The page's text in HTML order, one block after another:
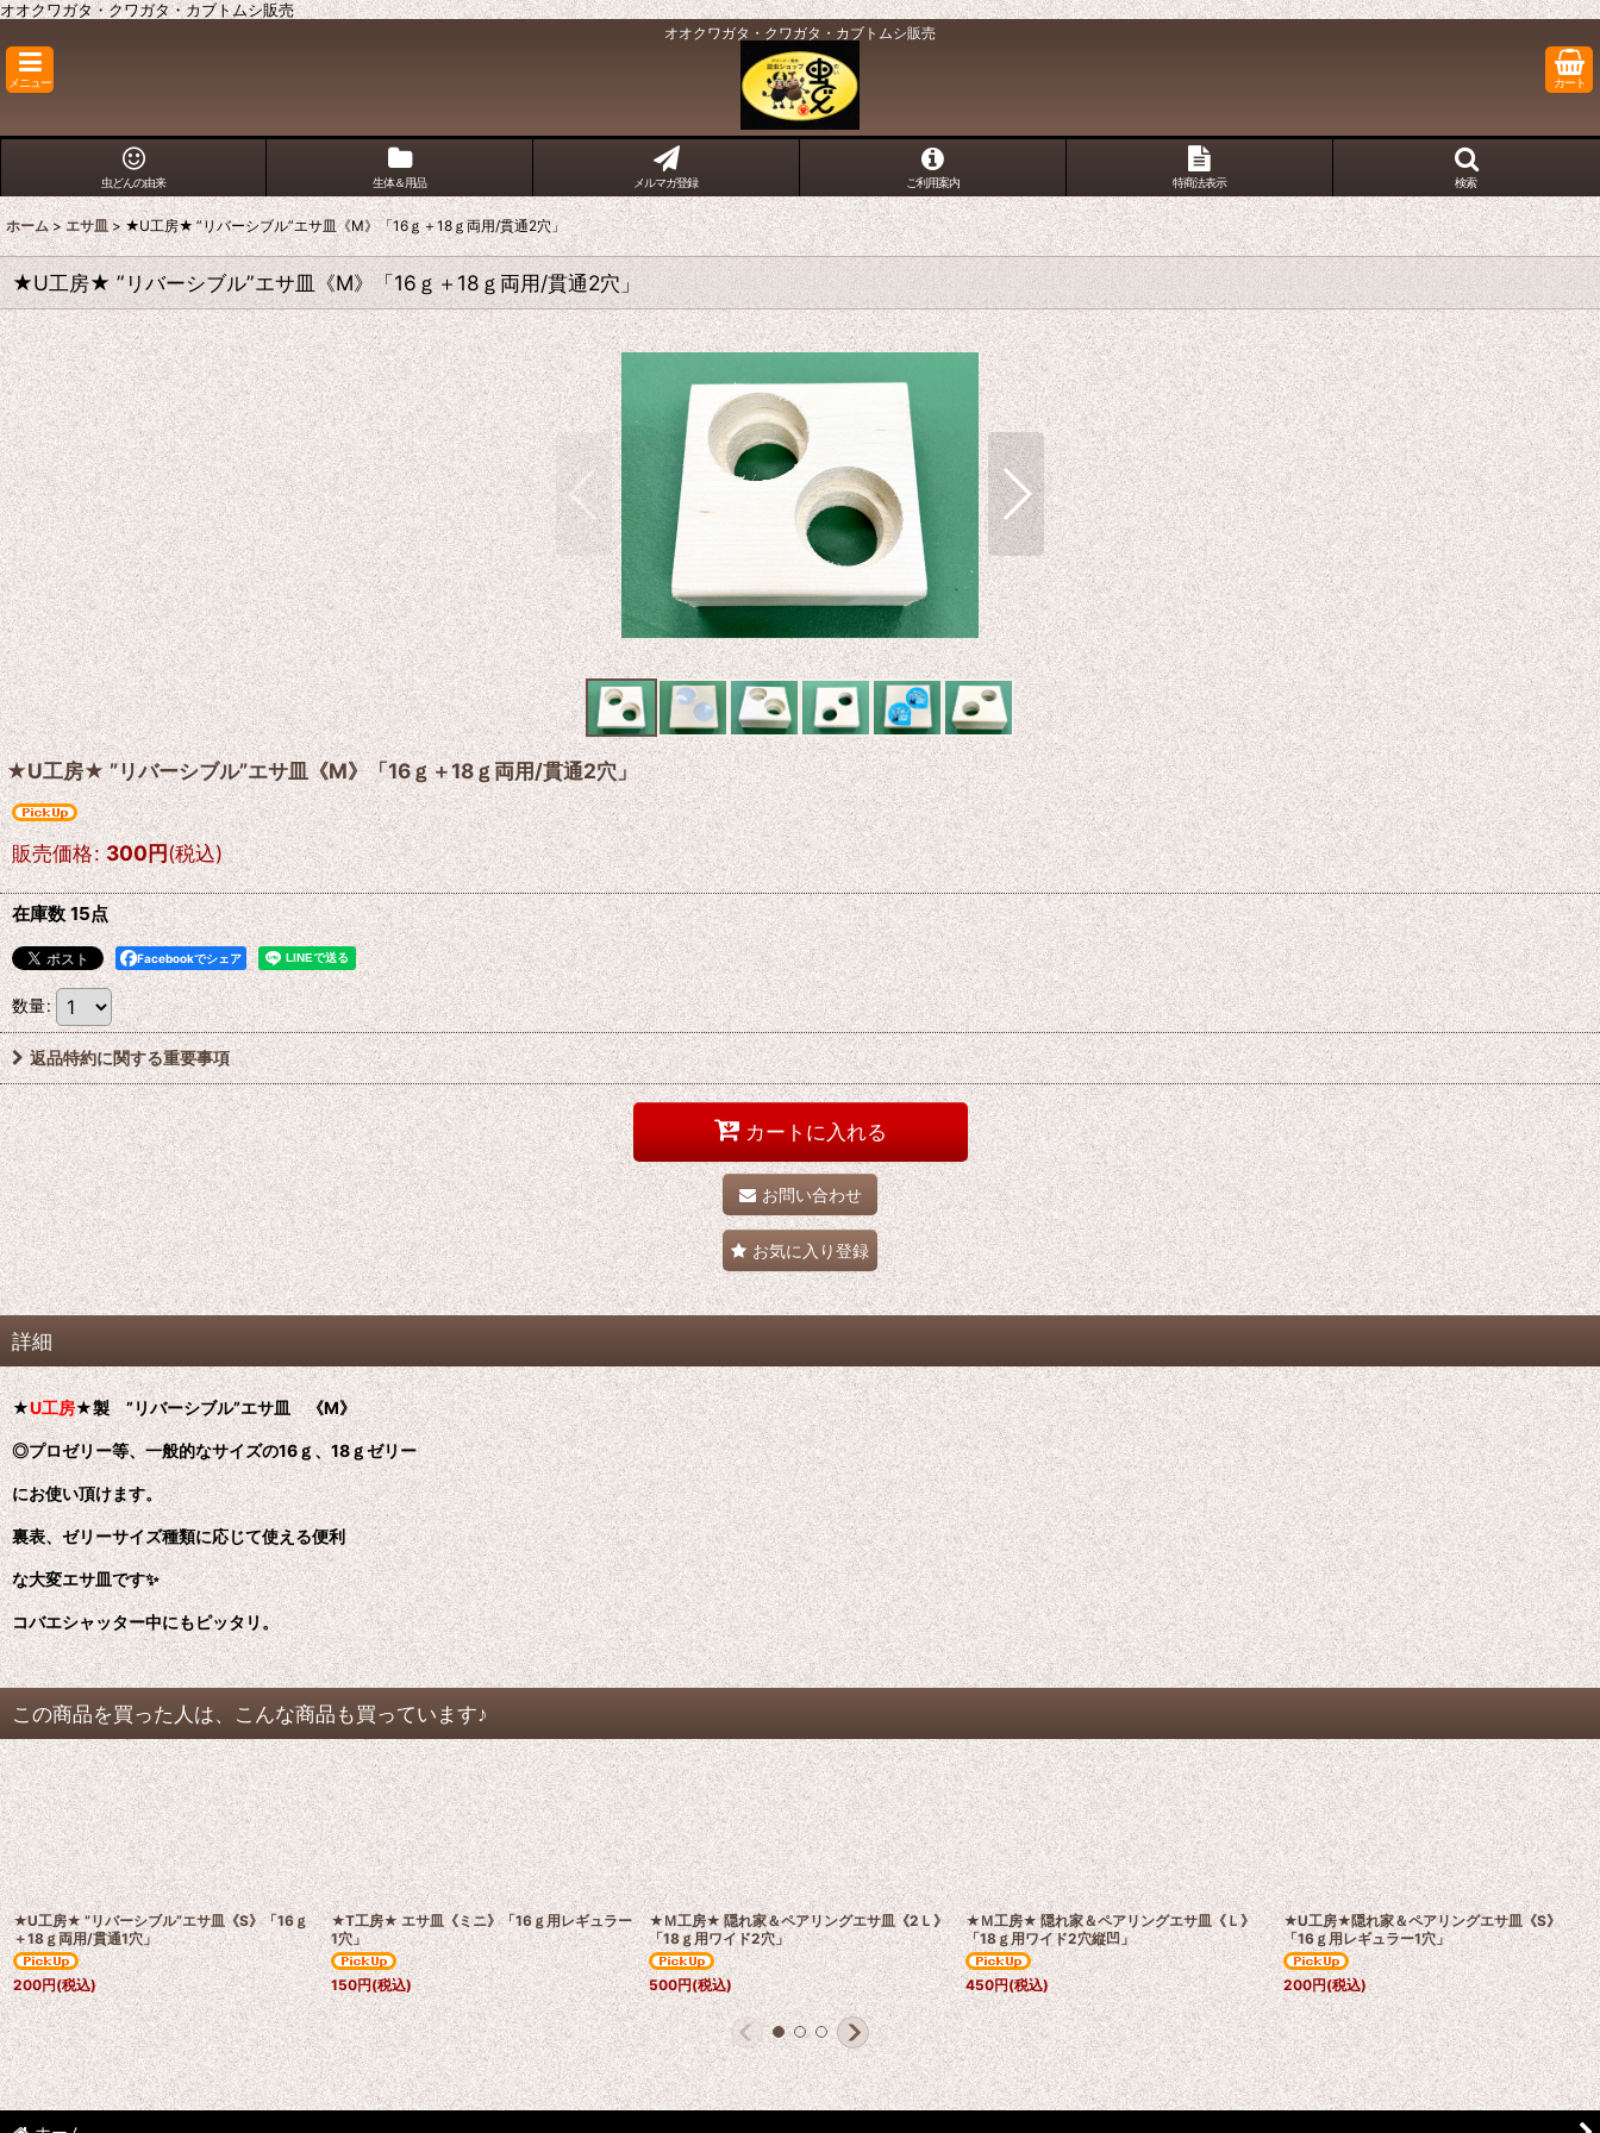
オオクワガタ・クワガタ・カブトムシ販売
オオクワガタ・クワガタ・カブトムシ販売
メニュー カート
虫どんの由来 生体＆用品 メルマガ登録 ご利用案内 特商法表示 検索
ホーム > エサ皿 > ★U工房★ ”リバーシブル”エサ皿《M》「16ｇ＋18ｇ両用/貫通2穴」
★U工房★ ”リバーシブル”エサ皿《M》「16ｇ＋18ｇ両用/貫通2穴」
★U工房★ ”リバーシブル”エサ皿《M》「16ｇ＋18ｇ両用/貫通2穴」
販売価格: 300円(税込)
在庫数 15点
Facebookでシェア
数量:
返品特約に関する重要事項
カートに入れる
お問い合わせ
お気に入り登録
詳細
★U工房★製 ”リバーシブル”エサ皿 《M》
◎プロゼリー等、一般的なサイズの16ｇ、18ｇゼリー
にお使い頂けます。
裏表、ゼリーサイズ種類に応じて使える便利
な大変エサ皿です✨
コバエシャッター中にもピッタリ。
この商品を買った人は、こんな商品も買っています♪
★U工房★ ”リバーシブル”エサ皿《S》「16ｇ
＋18ｇ両用/貫通1穴」
200円(税込)
★T工房★ エサ皿《ミニ》「16ｇ用レギュラー
1穴」
150円(税込)
★Ｍ工房★ 隠れ家＆ペアリングエサ皿《2Ｌ》
「18ｇ用ワイド2穴」
500円(税込)
★Ｍ工房★ 隠れ家＆ペアリングエサ皿《Ｌ》
「18ｇ用ワイド2穴縦凹」
450円(税込)
★U工房★隠れ家＆ペアリングエサ皿《S》
「16ｇ用レギュラー1穴」
200円(税込)